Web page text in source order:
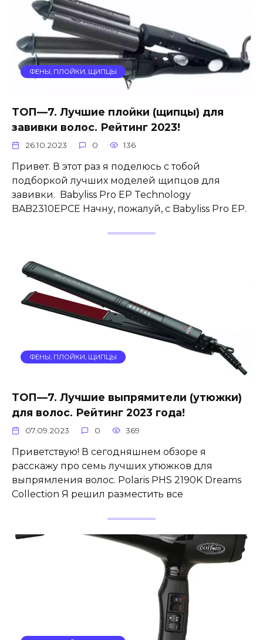
ФЕНЫ, ПЛОЙКИ, ЩИПЦЫ
ТОП—7. Лучшие плойки (щипцы) для
завивки волос. Рейтинг 2023!
26.10.2023 0 136
Привет. В этот раз я поделюсь с тобой
подборкой лучших моделей щипцов для
завивки. Babyliss Pro EP Technology
BAB2310EPCE Начну, пожалуй, с Babyliss Pro EP.
ФЕНЫ, ПЛОЙКИ, ЩИПЦЫ
ТОП—7. Лучшие выпрямители (утюжки)
для волос. Рейтинг 2023 года!
07.09.2023 0 369
Приветствую! В сегодняшнем обзоре я
расскажу про семь лучших утюжков для
выпрямления волос. Polaris PHS 2190K Dreams
Collection Я решил разместить все